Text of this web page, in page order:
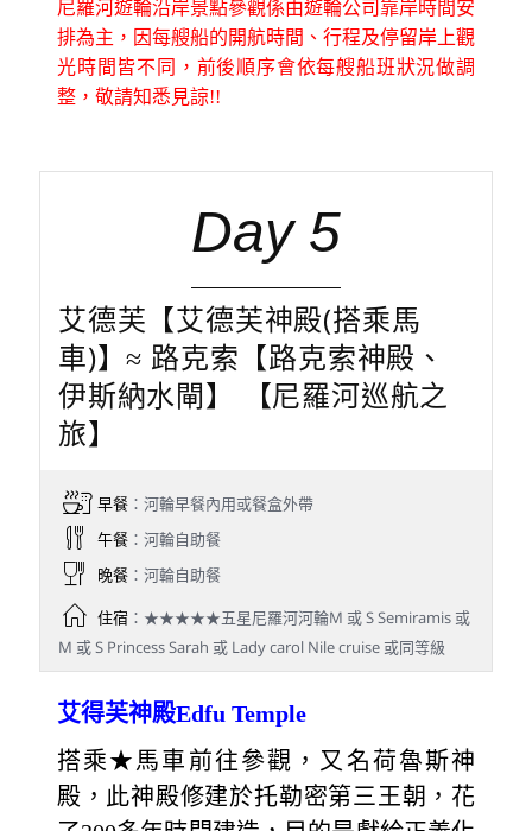
尼羅河遊輪沿岸景點參觀係由遊輪公司靠岸時間安
排為主，因每艘船的開航時間、行程及停留岸上觀
光時間皆不同，前後順序會依每艘船班狀況做調
整，敬請知悉見諒!!
Day 5
艾德芙【艾德芙神殿(搭乘馬
車)】≈ 路克索【路克索神殿、
伊斯納水閘】 【尼羅河巡航之
旅】
早餐：河輪早餐內用或餐盒外帶
午餐：河輪自助餐
晚餐：河輪自助餐
住宿：★★★★★五星尼羅河河輪M 或 S Semiramis 或
M 或 S Princess Sarah 或 Lady carol Nile cruise 或同等級
艾得芙神殿Edfu Temple
搭乘★馬車前往參觀，又名荷魯斯神
殿，此神殿修建於托勒密第三王朝，花